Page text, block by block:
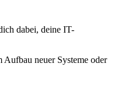
dabei, deine IT-
neuer Systeme oder